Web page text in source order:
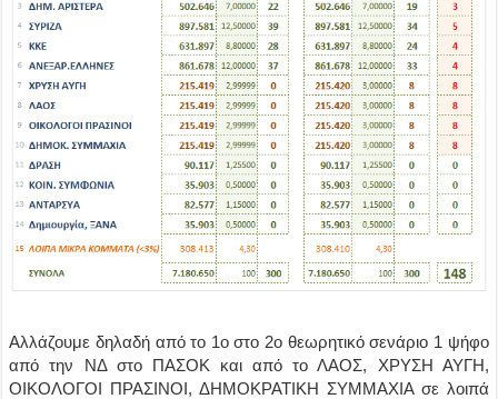
Αλλάζουμε δηλαδή από το 1ο στο 2ο θεωρητικό σενάριο 1 ψήφο
από την ΝΔ στο ΠΑΣΟΚ και από το ΛΑΟΣ, ΧΡΥΣΗ ΑΥΓΗ,
ΟΙΚΟΛΟΓΟΙ ΠΡΑΣΙΝΟΙ, ΔΗΜΟΚΡΑΤΙΚΗ ΣΥΜΜΑΧΙΑ σε λοιπά